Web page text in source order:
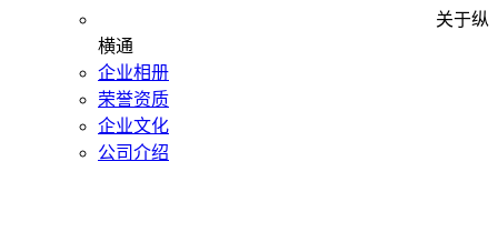
关于纵
横通
企业相册
荣誉资质
企业文化
公司介绍